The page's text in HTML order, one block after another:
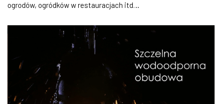
ogrodów, ogródków w restauracjach itd…